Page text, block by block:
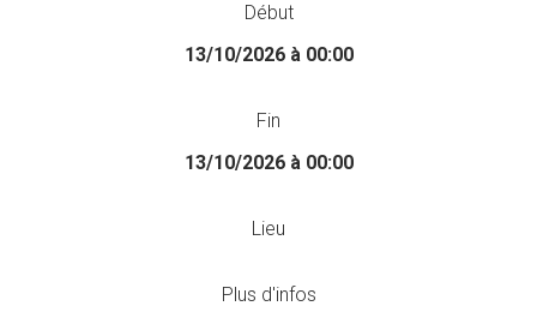
Début
13/10/2026 à 00:00
Fin
13/10/2026 à 00:00
Lieu
Plus d'infos